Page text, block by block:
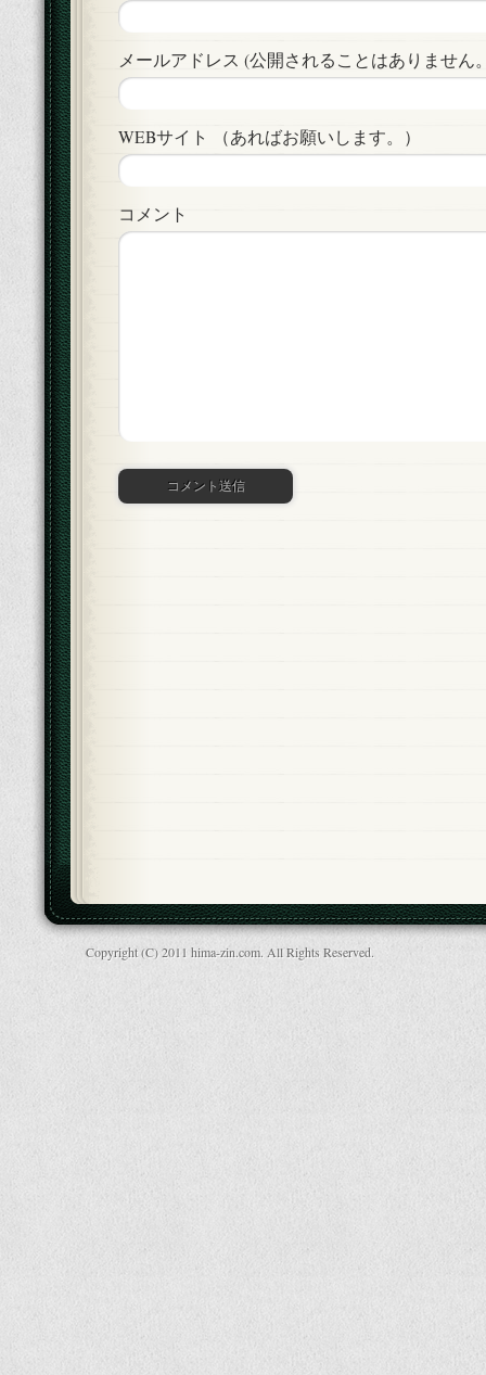
メールアドレス (公開されることはありません
WEBサイト （あればお願いします。）
コメント
Copyright (C) 2011 hima-zin.com. All Rights Reserved.